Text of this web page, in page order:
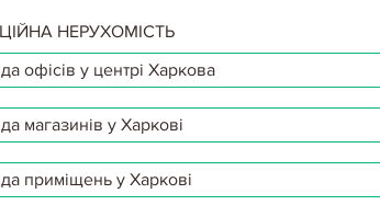
НЕРУХОМІСТЬ
офісів у центрі Харкова
магазинів у Харкові
приміщень у Харкові